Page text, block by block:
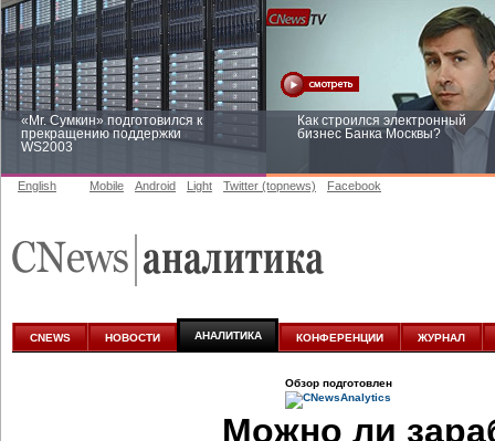
«Mr. Сумкин» подготовился к
прекращению поддержки
WS2003
Как строился электронный
бизнес Банка Москвы?
аналитике
English Mobile Android Light Twitter (topnews) Facebook
CNEWS НОВОСТИ АНАЛИТИКА КОНФЕРЕНЦИИ ЖУРНАЛ
Обзор подготовлен
Можно ли